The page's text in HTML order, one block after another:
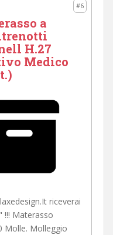
#6
a
H.27
Medico
riceverai
!!! Materasso
Molle. Molleggio